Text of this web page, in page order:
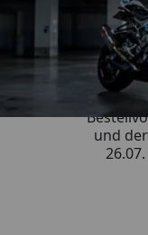
und